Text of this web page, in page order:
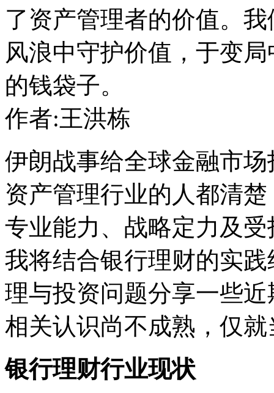
了资产管理者的价值。
风浪中守护价值，于变
的钱袋子。
作者:王洪栋
伊朗战事给全球金融市
资产管理行业的人都清
专业能力、战略定力及
我将结合银行理财的实
理与投资问题分享一些
相关认识尚不成熟，仅
银行理财行业现状